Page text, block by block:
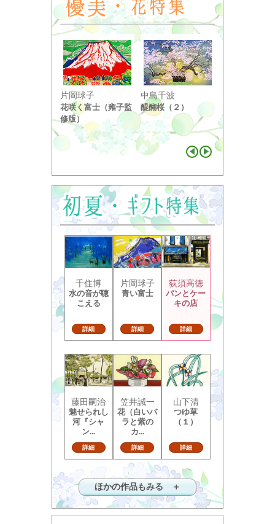
片岡球子
花咲く富士（雍子監
修版）
中島千波
醍醐桜（２）
り ...
千住博
水の音が聴
こえる
詳細
片岡球子
青い富士
詳細
荻須高徳
パンとケー
キの店
詳細
藤田嗣治
魅せられし
河『シャ
ン...
詳細
笠井誠一
花（白いバ
ラと紫の
カ...
詳細
山下清
つゆ草
（１）
詳細
ほかの作品もみる ＋